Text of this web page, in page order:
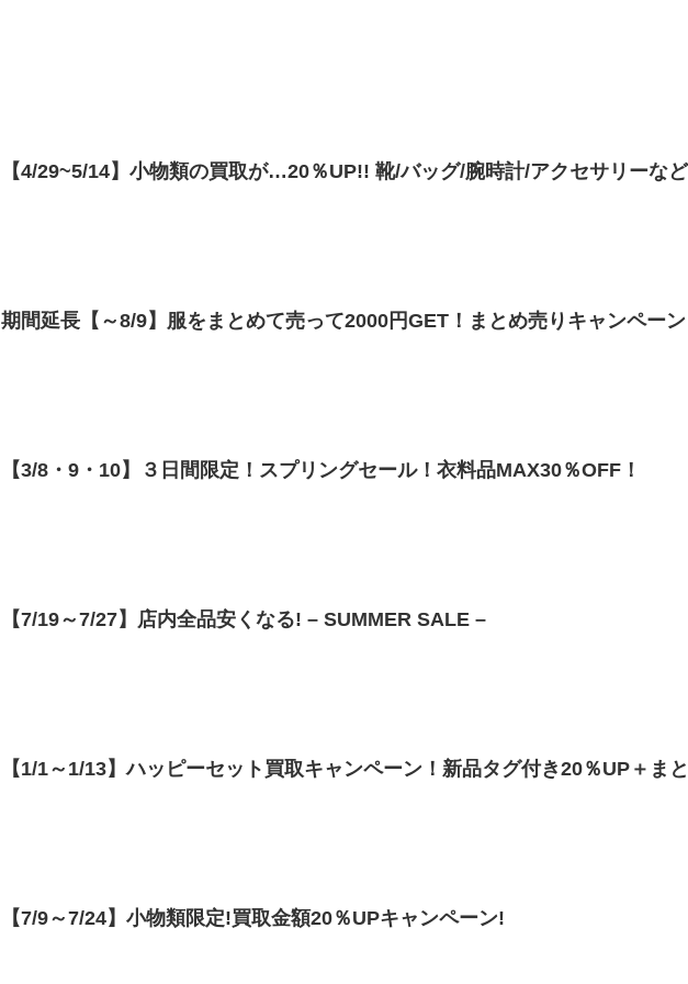
【4/29~5/14】小物類の買取が…20％UP!! 靴/バッグ/腕時計/アクセサリーなど
期間延長【～8/9】服をまとめて売って2000円GET！まとめ売りキャンペーン
【3/8・9・10】３日間限定！スプリングセール！衣料品MAX30％OFF！
【7/19～7/27】店内全品安くなる! – SUMMER SALE –
【1/1～1/13】ハッピーセット買取キャンペーン！新品タグ付き20％UP＋ま
【7/9～7/24】小物類限定!買取金額20％UPキャンペーン!